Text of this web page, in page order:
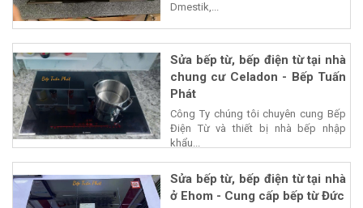
Dmestik,...
Sửa bếp từ, bếp điện từ tại nhà
chung cư Celadon - Bếp Tuấn
Phát
Công Ty chúng tôi chuyên cung Bếp
Điện Từ và thiết bị nhà bếp nhập
khẩu...
Sửa bếp từ, bếp điện từ tại nhà
ở Ehom - Cung cấp bếp từ Đức